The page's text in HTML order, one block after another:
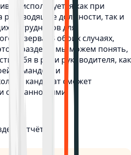
используется как при
руководящие должности, так и
сотрудников для
резерва. В обоих случаях,
раздела, мы можем понять,
себя в роли руководителя, как
командой, и
кандидат сможет
обязанностями.
отчёта: